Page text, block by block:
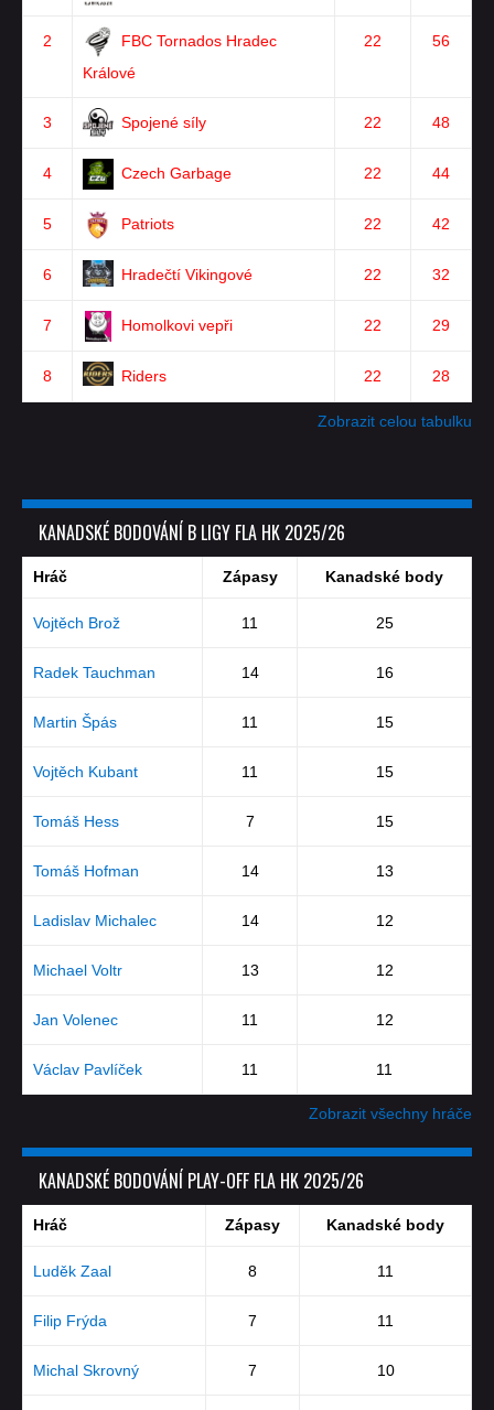
2
FBC Tornados Hradec
Králové
22 56
3 Spojené síly 22 48
4 Czech Garbage 22 44
5 Patriots 22 42
6 Hradečtí Vikingové 22 32
7 Homolkovi vepři 22 29
8 Riders 22 28
Zobrazit celou tabulku
KANADSKÉ BODOVÁNÍ B LIGY FLA HK 2025/26
Hráč Zápasy Kanadské body
Vojtěch Brož 11 25
Radek Tauchman 14 16
Martin Špás 11 15
Vojtěch Kubant 11 15
Tomáš Hess 7 15
Tomáš Hofman 14 13
Ladislav Michalec 14 12
Michael Voltr 13 12
Jan Volenec 11 12
Václav Pavlíček 11 11
Zobrazit všechny hráče
KANADSKÉ BODOVÁNÍ PLAY-OFF FLA HK 2025/26
Hráč Zápasy Kanadské body
Luděk Zaal 8 11
Filip Frýda 7 11
Michal Skrovný 7 10